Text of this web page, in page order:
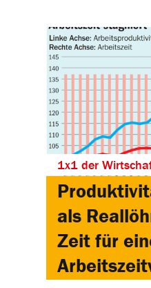
1x1 der
als
Zeit für